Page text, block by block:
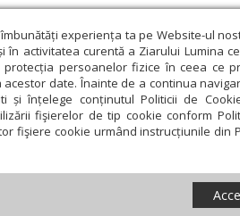
experiența ta pe Website-ul
activitatea curentă a Ziarului Lumina
protecția persoanelor fizice în ceea ce
date. Înainte de a continua
înțelege conținutul Politicii de
fişierelor de tip cookie conform
fişiere cookie urmând instrucțiunile din
Cultură Societate
Religie și știință
Opinii